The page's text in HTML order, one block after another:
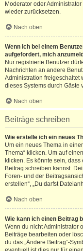
Moderator oder
wieder zurücksetzen.
Nach oben
Wenn ich bei einem
aufgefordert, mich
Nur registrierte Benutzer
Nachrichten an andere
Administration freigeschaltet
dieses Systems durch Gäste
Nach oben
Beiträge schreiben
Wie erstelle ich ein neues
Um ein neues Thema in
Thema“ klicken. Um auf
klicken. Es könnte sein,
Beitrag schreiben kannst.
Foren- und der
erstellen“, „Du darfst
Nach oben
Wie kann ich einen Beitrag
Wenn du nicht Administrator
Beiträge bearbeiten oder
du das „Ändere Beitrag“-